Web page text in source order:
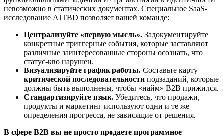
невозможно в статических документах. Специальное SaaS-
исследование AJTBD позволяет вашей команде:
Централизуйте «первую мысль». Задокументируйте
конкретные триггерные события, которые заставляют
различные заинтересованные стороны осознать, что
статус-кво нарушен.
Визуализируйте график работы. Составьте карту
критической последовательности подзаданий, которые
должны быть выполнены, чтобы «найм» B2B прижился.
Стандартизируйте язык. Убедитесь, что продажи,
продукты и маркетинг используют одни и те же
определения прогресса, не зависящие от решения.
В сфере B2B вы не просто продаете программное